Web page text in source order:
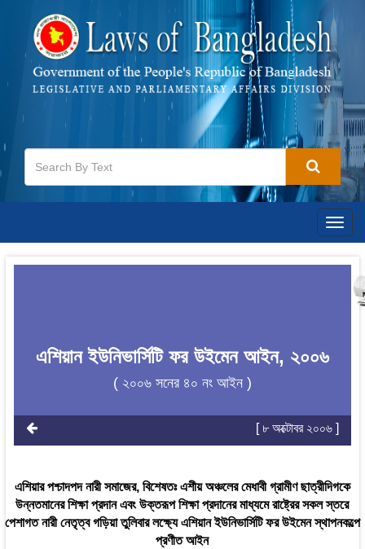
এশিয়ান ইউনিভার্সিটি ফর উইমেন আইন, ২০০৬
( ২০০৬ সনের ৪০ নং আইন )
[ ৮ অক্টোবর ২০০৬ ]
এশিয়ার পশ্চাদপদ নারী সমাজের, বিশেষতঃ এশীয় অঞ্চলের মেধাবী গ্রামীণ ছাত্রীদিগকে
উন্নতমানের শিক্ষা প্রদান এবং উক্তরূপ শিক্ষা প্রদানের মাধ্যমে রাষ্ট্রের সকল স্তরে
পেশাগত নারী নেতৃত্ব গড়িয়া তুলিবার লক্ষ্যে এশিয়ান ইউনিভার্সিটি ফর উইমেন স্থাপনকল্পে
প্রণীত আইন